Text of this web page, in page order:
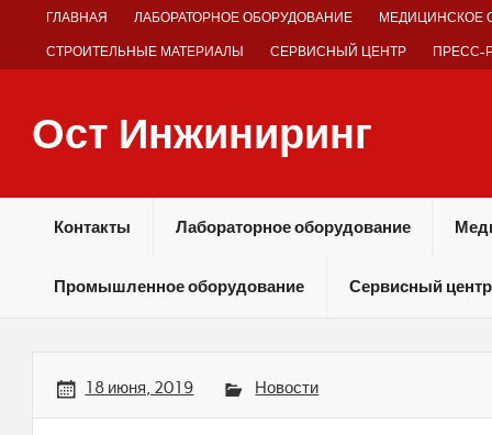
ГЛАВНАЯ ЛАБОРАТОРНОЕ ОБОРУДОВАНИЕ МЕДИЦИНСКОЕ
СТРОИТЕЛЬНЫЕ МАТЕРИАЛЫ СЕРВИСНЫЙ ЦЕНТР ПРЕСС-
Ост Инжиниринг
Контакты Лабораторное оборудование
Промышленное оборудование Сервисный центр
18 июня, 2019 Новости